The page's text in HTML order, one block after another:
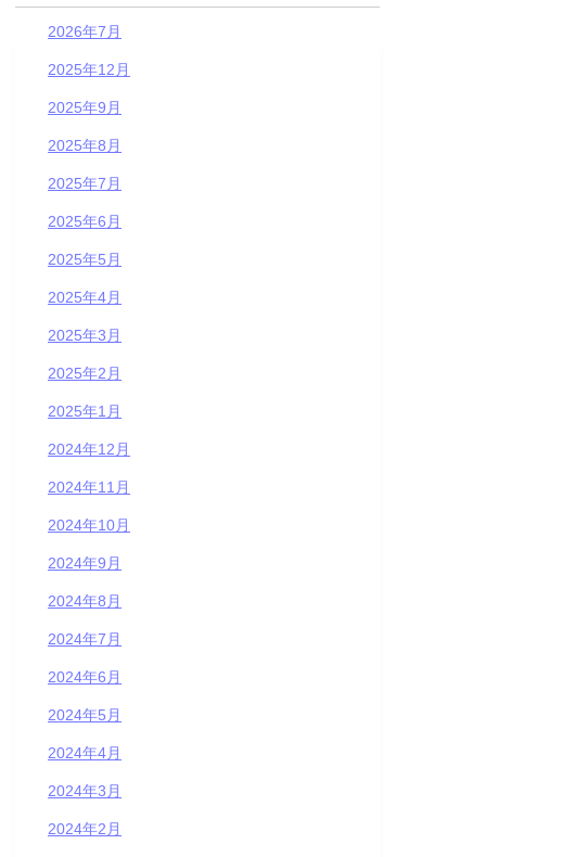
2026年7月
2025年12月
2025年9月
2025年8月
2025年7月
2025年6月
2025年5月
2025年4月
2025年3月
2025年2月
2025年1月
2024年12月
2024年11月
2024年10月
2024年9月
2024年8月
2024年7月
2024年6月
2024年5月
2024年4月
2024年3月
2024年2月